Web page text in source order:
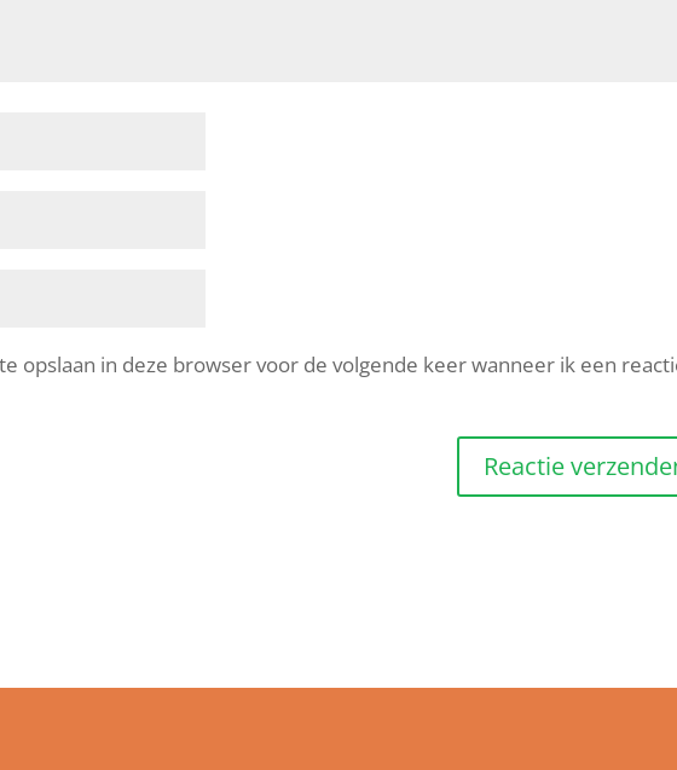
opslaan in deze browser voor de volgende keer wanneer ik een